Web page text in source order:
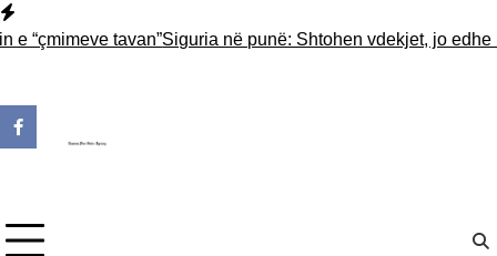
Skip
to
tavan”Siguria në punë: Shtohen vdekjet, jo edhe